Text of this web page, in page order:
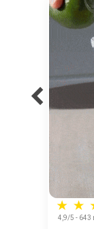
4,9/5 - 643